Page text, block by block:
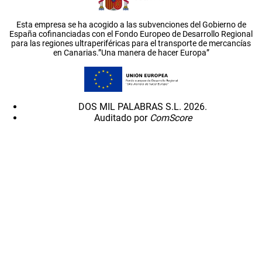
Esta empresa se ha acogido a las subvenciones del Gobierno de
España cofinanciadas con el Fondo Europeo de Desarrollo Regional
para las regiones ultraperiféricas para el transporte de mercancías
en Canarias.”Una manera de hacer Europa”
DOS MIL PALABRAS S.L. 2026.
Auditado por ComScore